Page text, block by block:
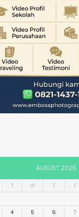
AUGUST 2026
T W T F
4
5 6 7